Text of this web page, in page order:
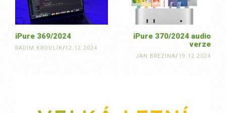
iPure 370/2024 audio
verze
JAN BŘEZINA/ 19.12.2024
iPure 369/2024
RADIM KROULÍK/12.12.2024